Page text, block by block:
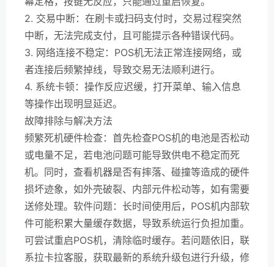
2. 交易中断：在刷卡或扫码支付时，交易过程突然
中断，无法完成支付，且可能提示各种错误代码。
3. 网络连接不稳定：POS机无法正常连接网络，或
者连接后频繁掉线，导致交易无法顺利进行。
4. 系统卡顿：操作反应迟缓，打开菜单、输入信息
等操作出现明显延迟。
故障排除与解决方法
频繁死机硬件检查：首先检查POS机的电池是否松动
或电量不足，若电池问题可能导致供电不稳定而死
机。同时，查看机器是否有摔落、碰撞等造成的硬件
损坏迹象，如外壳破裂、内部元件松动等，如有需要
送修处理。软件问题：长时间使用后，POS机内部软
件可能积累大量缓存数据，导致系统运行负担加重。
可尝试重启POS机，清除临时缓存。若问题依旧，联
系拉卡拉客服，获取最新的系统升级包进行升级，修